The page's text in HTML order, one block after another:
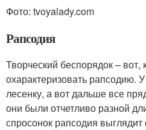
Фото: tvoyalady.com
Рапсодия
Творческий беспорядок – вот,
охарактеризовать рапсодию.
лесенку, а вот дальше все
они были отчетливо разной
спросонок рапсодия выглядит